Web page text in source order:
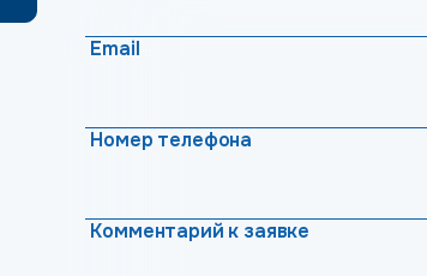
Email
Номер телефона
Комментарий к заявке